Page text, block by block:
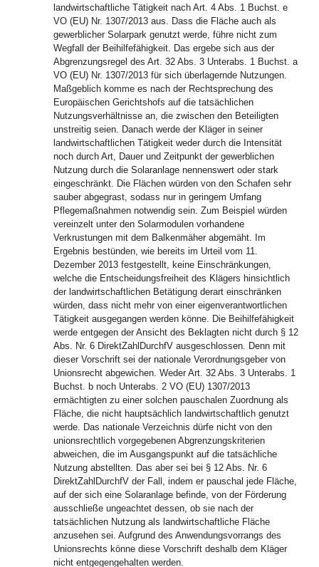
landwirtschaftliche Tätigkeit nach Art. 4 Abs. 1 Buchst. e
VO (EU) Nr. 1307/2013 aus. Dass die Fläche auch als
gewerblicher Solarpark genutzt werde, führe nicht zum
Wegfall der Beihilfefähigkeit. Das ergebe sich aus der
Abgrenzungsregel des Art. 32 Abs. 3 Unterabs. 1 Buchst. a
VO (EU) Nr. 1307/2013 für sich überlagernde Nutzungen.
Maßgeblich komme es nach der Rechtsprechung des
Europäischen Gerichtshofs auf die tatsächlichen
Nutzungsverhältnisse an, die zwischen den Beteiligten
unstreitig seien. Danach werde der Kläger in seiner
landwirtschaftlichen Tätigkeit weder durch die Intensität
noch durch Art, Dauer und Zeitpunkt der gewerblichen
Nutzung durch die Solaranlage nennenswert oder stark
eingeschränkt. Die Flächen würden von den Schafen sehr
sauber abgegrast, sodass nur in geringem Umfang
Pflegemaßnahmen notwendig sein. Zum Beispiel würden
vereinzelt unter den Solarmodulen vorhandene
Verkrustungen mit dem Balkenmäher abgemäht. Im
Ergebnis bestünden, wie bereits im Urteil vom 11.
Dezember 2013 festgestellt, keine Einschränkungen,
welche die Entscheidungsfreiheit des Klägers hinsichtlich
der landwirtschaftlichen Betätigung derart einschränken
würden, dass nicht mehr von einer eigenverantwortlichen
Tätigkeit ausgegangen werden könne. Die Beihilfefähigkeit
werde entgegen der Ansicht des Beklagten nicht durch § 12
Abs. Nr. 6 DirektZahlDurchfV ausgeschlossen. Denn mit
dieser Vorschrift sei der nationale Verordnungsgeber von
Unionsrecht abgewichen. Weder Art. 32 Abs. 3 Unterabs. 1
Buchst. b noch Unterabs. 2 VO (EU) 1307/2013
ermächtigten zu einer solchen pauschalen Zuordnung als
Fläche, die nicht hauptsächlich landwirtschaftlich genutzt
werde. Das nationale Verzeichnis dürfe nicht von den
unionsrechtlich vorgegebenen Abgrenzungskriterien
abweichen, die im Ausgangspunkt auf die tatsächliche
Nutzung abstellten. Das aber sei bei § 12 Abs. Nr. 6
DirektZahlDurchfV der Fall, indem er pauschal jede Fläche,
auf der sich eine Solaranlage befinde, von der Förderung
ausschließe ungeachtet dessen, ob sie nach der
tatsächlichen Nutzung als landwirtschaftliche Fläche
anzusehen sei. Aufgrund des Anwendungsvorrangs des
Unionsrechts könne diese Vorschrift deshalb dem Kläger
nicht entgegengehalten werden.